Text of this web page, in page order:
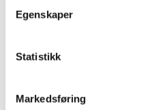
Egenskaper
Statistikk
Markedsføring